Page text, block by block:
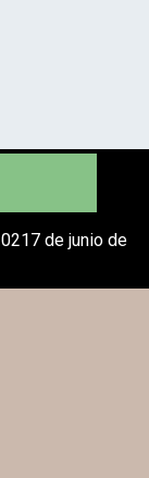
7 de junio de